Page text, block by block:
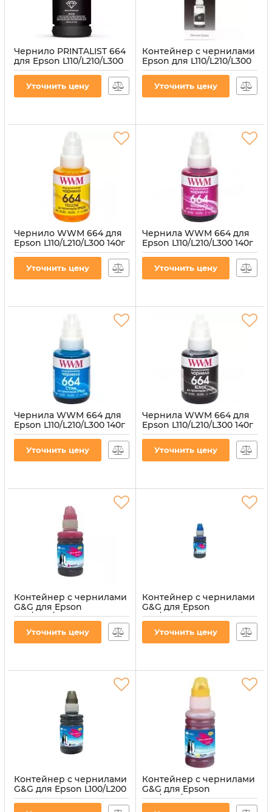
Чернило PRINTALIST 664
для Epson L110/L210/L300
140г Black
(PL664B)
Уточнить цену
Контейнер с чернилами
Epson для L110/L210/L300
664 70 мл Black
C13T66414A
Уточнить цену
Чернило WWM 664 для
Epson L110/L210/L300 140г
Yellow водорастворимые
Уточнить цену
Чернила WWM 664 для
Epson L110/L210/L300 140г
Magenta
(E664M)
Уточнить цену
Чернила WWM 664 для
Epson L110/L210/L300 140г
Cyan водорастворимые
Уточнить цену
Чернила WWM 664 для
Epson L110/L210/L300 140г
Black водорастворимые
Уточнить цену
Контейнер с чернилами
G&G для Epson
L110/L210/L300 70мл
C13T66434A)
Уточнить цену
Контейнер с чернилами
G&G для Epson
L110/L210/L300 70 мл Cyan
G&G-C13T66424A
Уточнить цену
Контейнер с чернилами
G&G для Epson L100/L200
Black (G&G-C13T66414A)
Артикул:
Контейнер с чернилами
G&G для Epson
L110/L210/L300 70 мл
Yellow (G&G-C13T66444A)